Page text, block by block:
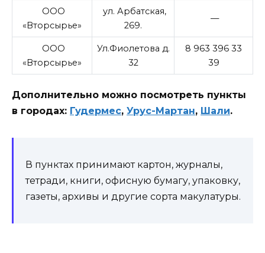
ООО
«Вторсырье»
ул. Арбатская,
269.
—
ООО
«Вторсырье»
Ул.Фиолетова д.
32
8 963 396 33
39
Дополнительно можно посмотреть пункты
в городах: Гудермес, Урус-Мартан, Шали.
В пунктах принимают картон, журналы,
тетради, книги, офисную бумагу, упаковку,
газеты, архивы и другие сорта макулатуры.